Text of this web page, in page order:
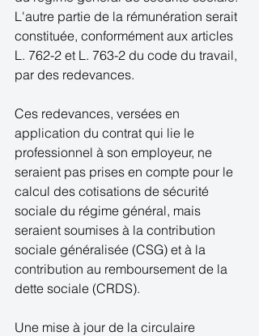
L'autre partie de la rémunération serait
constituée, conformément aux articles
L. 762-2 et L. 763-2 du code du travail,
par des redevances.
Ces redevances, versées en
application du contrat qui lie le
professionnel à son employeur, ne
seraient pas prises en compte pour le
calcul des cotisations de sécurité
sociale du régime général, mais
seraient soumises à la contribution
sociale généralisée (CSG) et à la
contribution au remboursement de la
dette sociale (CRDS).
Une mise à jour de la circulaire